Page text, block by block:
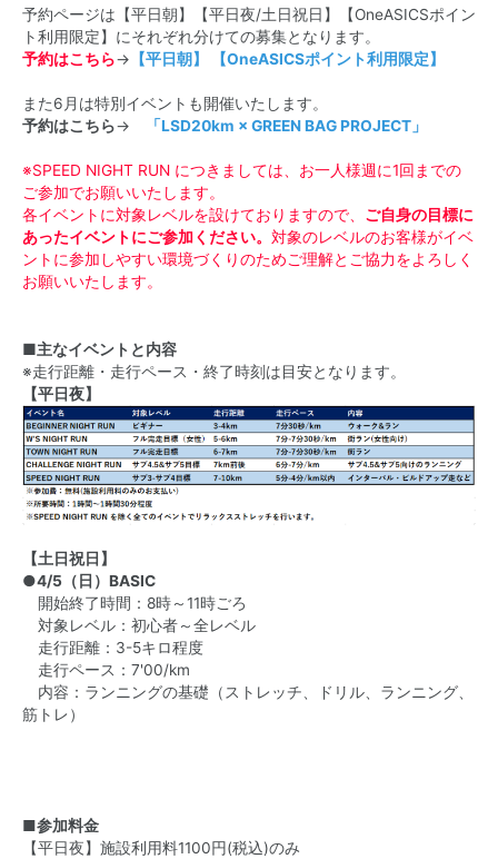
予約ページは【平日朝】【平日夜/土日祝日】【OneASICSポイン
ト利用限定】にそれぞれ分けての募集となります。
予約はこちら→ 【平日朝】 【OneASICSポイント利用限定】
また6月は特別イベントも開催いたします。
予約はこちら→ 「LSD20km × GREEN BAG PROJECT」
※SPEED NIGHT RUN につきましては、お一人様週に1回までの
ご参加でお願いいたします。
各イベントに対象レベルを設けておりますので、 ご自身の目標に
あったイベントにご参加ください。 対象のレベルのお客様がイベ
ントに参加しやすい環境づくりのためご理解とご協力をよろしく
お願いいたします。
■主なイベントと内容
※走行距離・走行ペース・終了時刻は目安となります。
【平日夜】
【土日祝日】
●4/5（日）BASIC
開始終了時間：8時～11時ごろ
対象レベル：初心者～全レベル
走行距離：3-5キロ程度
走行ペース：7'00/km
内容：ランニングの基礎（ストレッチ、ドリル、ランニング、
筋トレ）
■参加料金
【平日夜】施設利用料1100円(税込)のみ